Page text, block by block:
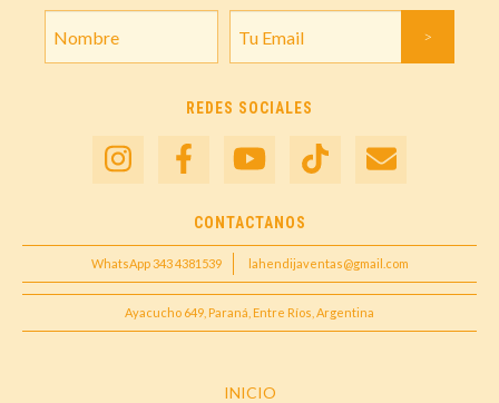
REDES SOCIALES
CONTACTANOS
WhatsApp 343 4381539 lahendijaventas@gmail.com
Ayacucho 649, Paraná, Entre Ríos, Argentina
INICIO